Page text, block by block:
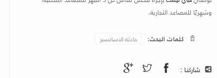
وشهريًا للمصاعد التجارية.
كلمات البحث: حادثه الاسانسير
شاركنـا :